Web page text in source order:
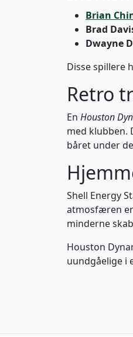
Brian
Brad
Dwayne
Disse spillere
Retro
En Houston
med klubben.
båret under
Shell Energy
atmosfæren
minderne
Houston
uundgåelige i